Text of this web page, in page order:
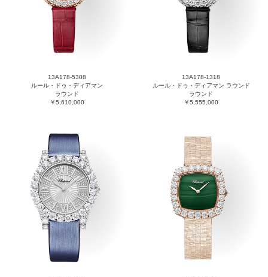
13A178-5308
ルール・ドゥ・ディアマン
ラウンド
￥5,610,000
13A178-1318
ルール・ドゥ・ディアマン ラウンド
ラウンド
￥5,555,000